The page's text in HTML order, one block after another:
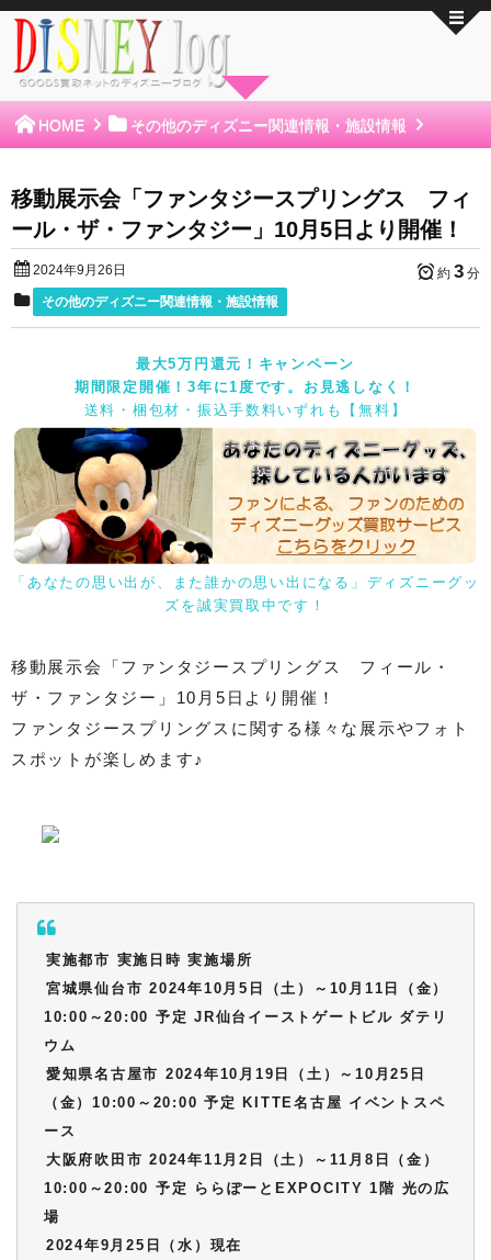
HOME その他のディズニー関連情報・施設情報
移動展示会「ファンタジースプリングス フィ
ール・ザ・ファンタジー」10月5日より開催！
2024年9月26日 約 3 分
その他のディズニー関連情報・施設情報
最大5万円還元！キャンペーン
期間限定開催！3年に1度です。お見逃しなく！
送料・梱包材・振込手数料いずれも【無料】
「あなたの思い出が、また誰かの思い出になる」ディズニーグッ
ズを誠実買取中です！
移動展示会「ファンタジースプリングス フィール・
ザ・ファンタジー」10月5日より開催！
ファンタジースプリングスに関する様々な展示やフォト
スポットが楽しめます♪
実施都市 実施日時 実施場所
宮城県仙台市 2024年10月5日（土）～10月11日（金）
10:00～20:00 予定 JR仙台イーストゲートビル ダテリ
ウム
愛知県名古屋市 2024年10月19日（土）～10月25日
（金）10:00～20:00 予定 KITTE名古屋 イベントスペ
ース
大阪府吹田市 2024年11月2日（土）～11月8日（金）
10:00～20:00 予定 ららぽーとEXPOCITY 1階 光の広
場
2024年9月25日（水）現在